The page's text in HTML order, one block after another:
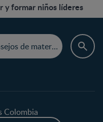
y formar niños líderes
Colombia